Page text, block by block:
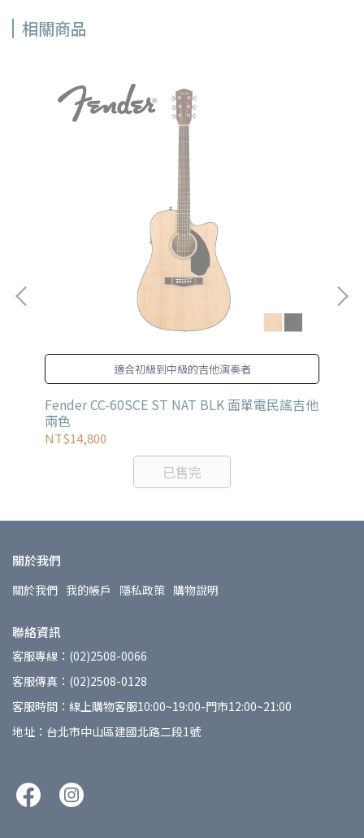
相關商品
適合初級到中級的吉他演奏者
Fender CC-60SCE ST NAT BLK 面單電民謠吉他
兩色
NT$14,800
已售完
關於我們
關於我們 我的帳戶 隱私政策 購物說明
聯絡資訊
客服專線：(02)2508-0066
客服傳真：(02)2508-0128
客服時間：線上購物客服10:00~19:00-門市12:00~21:00
地址：台北市中山區建國北路二段1號